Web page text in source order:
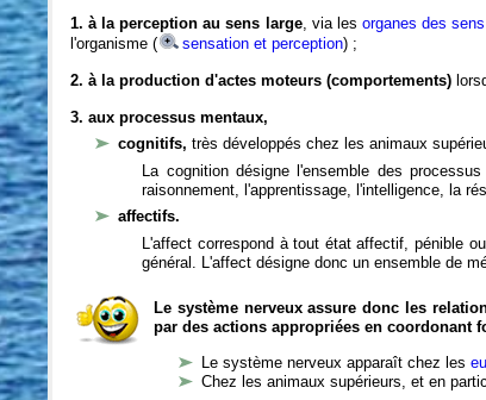
1. à la perception au sens large, via les organes des sens
l'organisme (
sensation et perception) ;
2. à la production d'actes moteurs (comportements)
3. aux processus mentaux,
cognitifs,très développés chez les animaux
La cognition désigne l'ensemble des
raisonnement, l'apprentissage, l'intelligence, la
affectifs.
L'affect correspond à tout état affectif, pénible
général. L'affect désigne donc un ensemble de
Le système nerveux assure donc les
par des actions appropriées en coordonant
Le système nerveux apparaît chez les
Chez les animaux supérieurs, et en